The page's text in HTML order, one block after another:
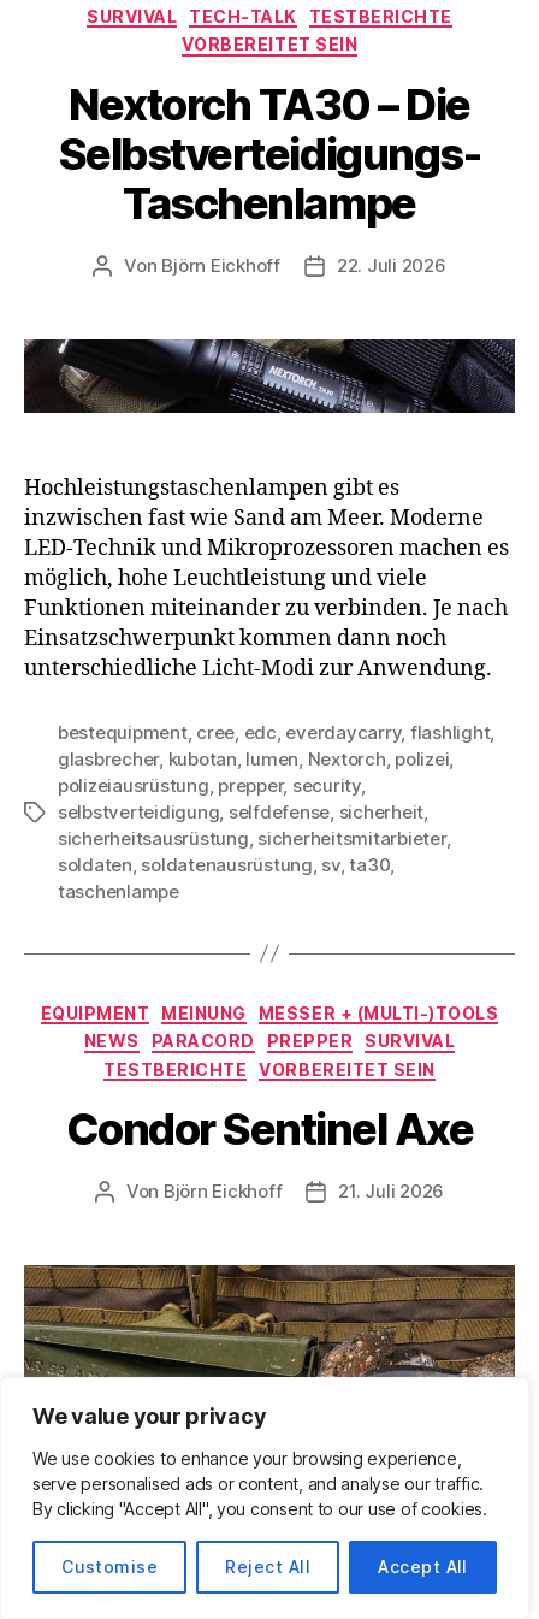
We value your privacy
We use cookies to enhance your browsing experience,
serve personalised ads or content, and analyse our traffic.
By clicking "Accept All", you consent to our use of cookies.
Customise Reject All Accept All
SURVIVAL
TECH-TALK
TESTBERICHTE
VORBEREITET SEIN
Nextorch TA30 – Die
Selbstverteidigungs-
Taschenlampe
Beitragsautor
Von Björn Eickhoff Veröffentlichungsdatum
22. Juli 2026
Hochleistungstaschenlampen gibt es
inzwischen fast wie Sand am Meer. Moderne
LED-Technik und Mikroprozessoren machen es
möglich, hohe Leuchtleistung und viele
Funktionen miteinander zu verbinden. Je nach
Einsatzschwerpunkt kommen dann noch
unterschiedliche Licht-Modi zur Anwendung.
Schlagwörter
bestequipment, cree, edc, everdaycarry, flashlight,
glasbrecher, kubotan, lumen, Nextorch, polizei,
polizeiausrüstung, prepper, security,
selbstverteidigung, selfdefense, sicherheit,
sicherheitsausrüstung, sicherheitsmitarbieter,
soldaten, soldatenausrüstung, sv,ta30,
taschenlampe
Kategorien
EQUIPMENT MEINUNG
MESSER + (MULTI-)TOOLS
NEWS
PARACORD PREPPER
SURVIVAL
TESTBERICHTE
VORBEREITET SEIN
Condor Sentinel Axe
Beitragsautor
Von Björn Eickhoff Veröffentlichungsdatum
21. Juli 2026